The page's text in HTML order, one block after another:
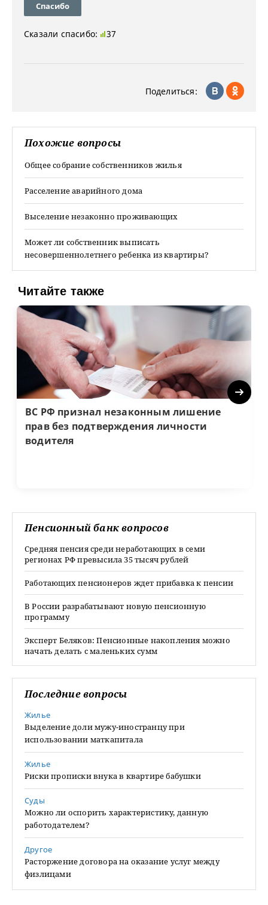
Спасибо
Сказали спасибо: 37
Поделиться:
Похожие вопросы
Общее собрание собственников жилья
Расселение аварийного дома
Выселение незаконно проживающих
Может ли собственник выписать
несовершеннолетнего ребенка из квартиры?
Читайте также
ВС РФ признал незаконным лишение
прав без подтверждения личности
водителя
Next
Пенсионный банк вопросов
Средняя пенсия среди неработающих в семи
регионах РФ превысила 35 тысяч рублей
Работающих пенсионеров ждет прибавка к пенсии
В России разрабатывают новую пенсионную
программу
Эксперт Беляков: Пенсионные накопления можно
начать делать с маленьких сумм
Последние вопросы
Жилье
Выделение доли мужу-иностранцу при
использовании маткапитала
Жилье
Риски прописки внука в квартире бабушки
Суды
Можно ли оспорить характеристику, данную
работодателем?
Другое
Расторжение договора на оказание услуг между
физлицами